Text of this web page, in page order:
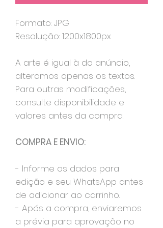
Formato: JPG
Resolução: 1200x1800px
A arte é igual à do anúncio,
alteramos apenas os textos.
Para outras modificações,
consulte disponibilidade e
valores antes da compra.
COMPRA E ENVIO:
- Informe os dados para
edição e seu WhatsApp antes
de adicionar ao carrinho.
- Após a compra, enviaremos
a prévia para aprovação no